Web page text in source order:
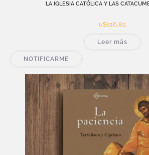
LA IGLESIA CATÓLICA Y LAS
u$s16,82
Leer más
NOTIFICARME